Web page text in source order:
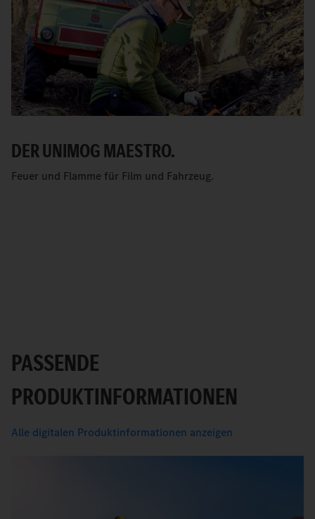
DER UNIMOG MAESTRO.
Feuer und Flamme für Film und Fahrzeug.
PASSENDE
PRODUKTINFORMATIONEN
Alle digitalen Produktinformationen anzeigen